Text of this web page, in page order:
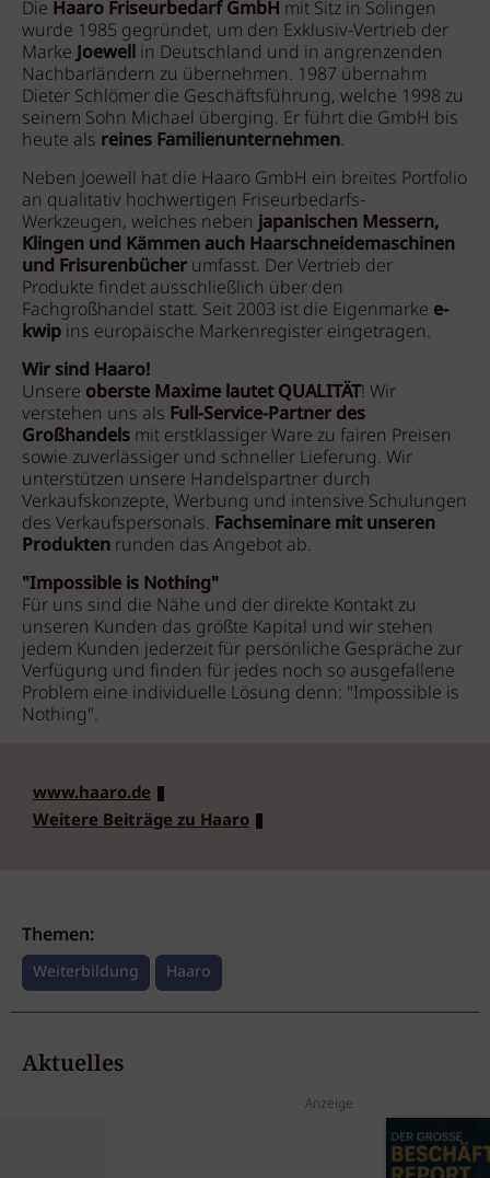
Die Haaro Friseurbedarf GmbH mit Sitz in Solingen
wurde 1985 gegründet, um den Exklusiv-Vertrieb der
MarkeJoewell in Deutschland und in angrenzenden
Nachbarländern zu übernehmen. 1987 übernahm
Dieter Schlömer die Geschäftsführung, welche 1998 zu
seinem Sohn Michael überging. Er führt die GmbH bis
heute als reines Familienunternehmen.
Neben Joewell hat die Haaro GmbH ein breites Portfolio
an qualitativ hochwertigen Friseurbedarfs-
Werkzeugen, welches neben japanischen Messern,
Klingen und Kämmen auch Haarschneidemaschinen
und Frisurenbücher umfasst. Der Vertrieb der
Produkte findet ausschließlich über den
Fachgroßhandel statt. Seit 2003 ist die Eigenmarke e-
kwip ins europäische Markenregister eingetragen.
Wir sind Haaro!
Unsere oberste Maxime lautet QUALITÄT! Wir
verstehen uns als Full-Service-Partner des
Großhandels mit erstklassiger Ware zu fairen Preisen
sowie zuverlässiger und schneller Lieferung. Wir
unterstützen unsere Handelspartner durch
Verkaufskonzepte, Werbung und intensive Schulungen
des Verkaufspersonals. Fachseminare mit unseren
Produkten runden das Angebot ab.
"Impossible is Nothing"
Für uns sind die Nähe und der direkte Kontakt zu
unseren Kunden das größte Kapital und wir stehen
jedem Kunden jederzeit für persönliche Gespräche zur
Verfügung und finden für jedes noch so ausgefallene
Problem eine individuelle Lösung denn: "Impossible is
Nothing".
www.haaro.de
Weitere Beiträge zu Haaro
Themen:
Weiterbildung Haaro
Aktuelles
Anzeige